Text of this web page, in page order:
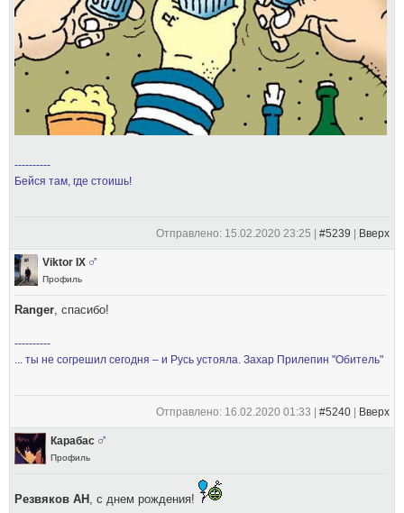
----------
Бейся там, где стоишь!
Отправлено: 15.02.2020 23:25 | #5239 Вверх
Viktor IX
Профиль
Ranger, спасибо!
----------
... ты не согрешил сегодня – и Русь устояла. Захар Прилепин "Обитель"
Отправлено: 16.02.2020 01:33 | #5240 Вверх
Карабас
Профиль
Резвяков АН , с днем рождения!